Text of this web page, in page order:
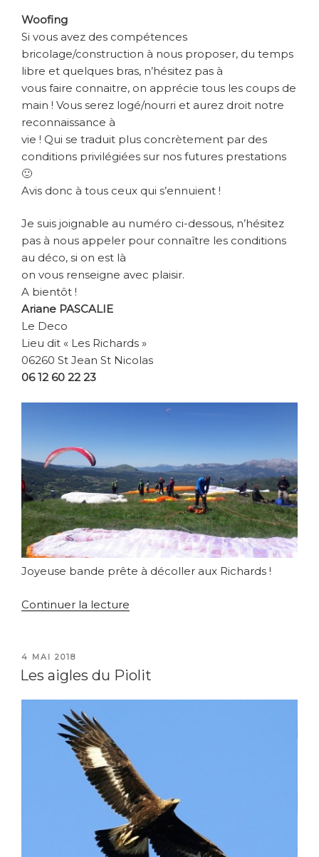
Woofing
Si vous avez des compétences
bricolage/construction à nous proposer, du temps
libre et quelques bras, n’hésitez pas à
vous faire connaitre, on apprécie tous les coups de
main ! Vous serez logé/nourri et aurez droit notre
reconnaissance à
vie ! Qui se traduit plus concrètement par des
conditions privilégiées sur nos futures prestations
🙂
Avis donc à tous ceux qui s’ennuient !
Je suis joignable au numéro ci-dessous, n’hésitez
pas à nous appeler pour connaître les conditions
au déco, si on est là
on vous renseigne avec plaisir.
A bientôt !
Ariane PASCALIE
Le Deco
Lieu dit « Les Richards »
06260 St Jean St Nicolas
06 12 60 22 23
Joyeuse bande prête à décoller aux Richards !
Continuer la lecture
PUBLIÉ
LE
4 MAI 2018
Les aigles du Piolit